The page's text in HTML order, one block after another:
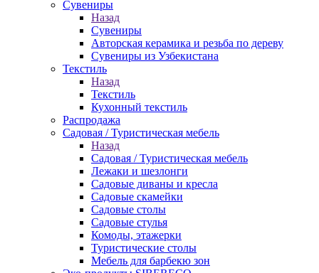
Сувениры
Назад
Сувениры
Авторская керамика и резьба по дереву
Сувениры из Узбекистана
Текстиль
Назад
Текстиль
Кухонный текстиль
Распродажа
Садовая / Туристическая мебель
Назад
Садовая / Туристическая мебель
Лежаки и шезлонги
Садовые диваны и кресла
Садовые скамейки
Садовые столы
Садовые стулья
Комоды, этажерки
Туристические столы
Мебель для барбекю зон